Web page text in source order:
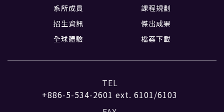
系所成員
課程規劃
招生資訊
傑出成果
全球體驗
檔案下載
TEL
+886-5-534-2601 ext. 6101/6103